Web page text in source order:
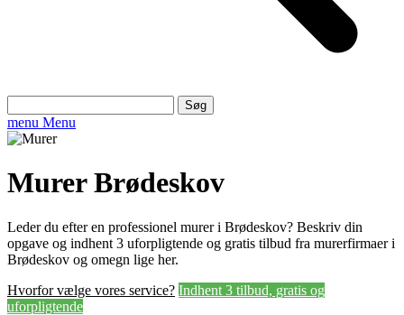
efter:
menu Menu
Murer Brødeskov
Leder du efter en professionel murer i Brødeskov? Beskriv din
opgave og indhent 3 uforpligtende og gratis tilbud fra murerfirmaer i
Brødeskov og omegn lige her.
Hvorfor vælge vores service? Indhent 3 tilbud, gratis og
uforpligtende